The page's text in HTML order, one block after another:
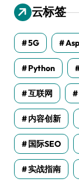
云标签
5G Asp
Python
互联网
内容创新
国际SEO
实战指南